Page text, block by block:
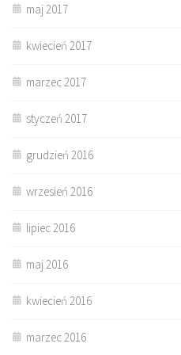
maj 2017
kwiecień 2017
marzec 2017
styczeń 2017
grudzień 2016
wrzesień 2016
lipiec 2016
maj 2016
kwiecień 2016
marzec 2016